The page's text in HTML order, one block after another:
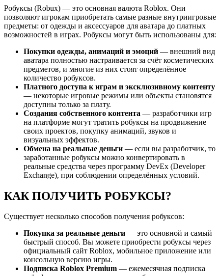
Робуксы (Robux) — это основная валюта Roblox. Они
позволяют игрокам приобретать самые разные внутриигровые
предметы: от одежды и аксессуаров для аватара до платных
возможностей в играх. Робуксы могут быть использованы для:
Покупки одежды, анимаций и эмоций — внешний вид
аватара полностью настраивается за счёт косметических
предметов, и многие из них стоят определённое
количество робуксов.
Платного доступа к играм и эксклюзивному контенту
— некоторые игровые режимы или объекты становятся
доступны только за плату.
Создания собственного контента — разработчики игр
на платформе могут тратить робуксы на продвижение
своих проектов, покупку анимаций, звуков и
визуальных эффектов.
Обмена на реальные деньги — если вы разработчик, то
заработанные робуксы можно конвертировать в
реальные средства через программу DevEx (Developer
Exchange), при соблюдении определённых условий.
КАК ПОЛУЧИТЬ РОБУКСЫ?
Существует несколько способов получения робуксов:
Покупка за реальные деньги — это основной и самый
быстрый способ. Вы можете приобрести робуксы через
официальный сайт Roblox, мобильное приложение или
консольную версию игры.
Подписка Roblox Premium — ежемесячная подписка